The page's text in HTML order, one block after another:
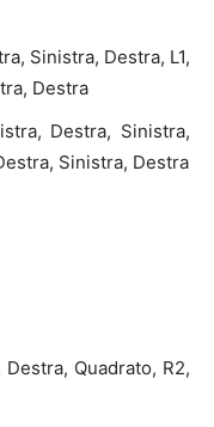
Sinistra, Destra, L1,
Destra
Destra, Sinistra,
Sinistra, Destra
Quadrato, R2,